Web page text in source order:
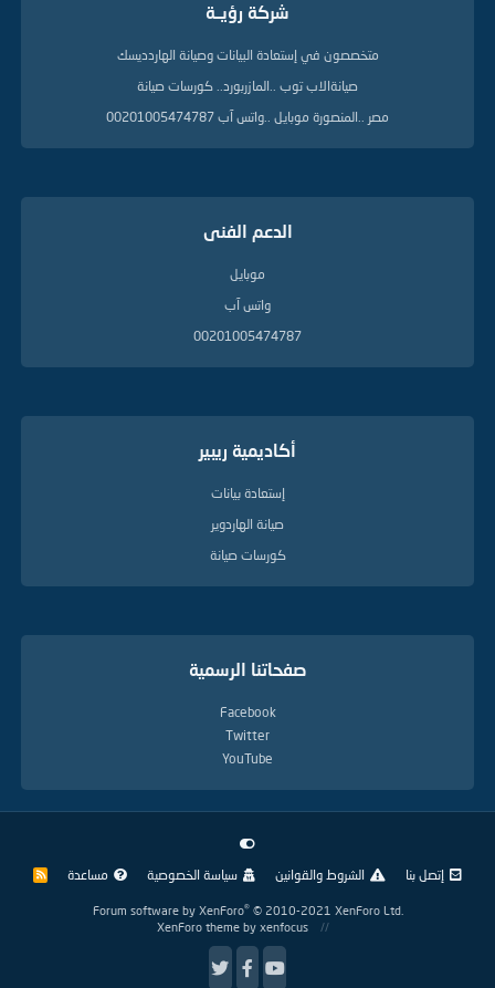
شركة رؤيــة
متخصصون في إستعادة البيانات وصيانة الهاردديسك
صيانةالاب توب ..المازربورد.. كورسات صيانة
مصر ..المنصورة موبايل ..واتس آب 00201005474787
الدعم الفنى
موبايل
واتس آب
00201005474787
أكاديمية ريبير
إستعادة بيانات
صيانة الهاردوير
كورسات صيانة
صفحاتنا الرسمية
Facebook
Twitter
YouTube
إتصل بنا الشروط والقوانين سياسة الخصوصية مساعدة
R
Forum software by XenForo® © 2010-2021 XenForo Ltd.
XenForo theme by xenfocus